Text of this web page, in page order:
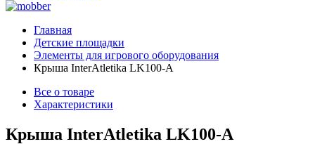
Главная
Детские площадки
Элементы для игрового оборудования
Крыша InterAtletika LK100-A
Все о товаре
Характеристики
Крыша InterAtletika LK100-A